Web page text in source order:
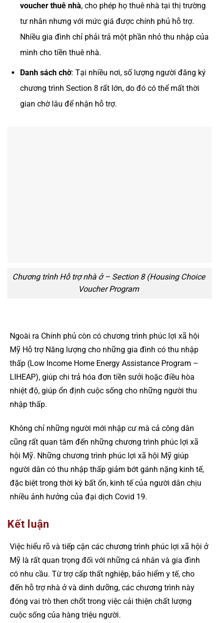
voucher thuê nhà, cho phép họ thuê nhà tại thị trường
tư nhân nhưng với mức giá được chính phủ hỗ trợ.
Nhiều gia đình chỉ phải trả một phần nhỏ thu nhập của
mình cho tiền thuê nhà​.
Danh sách chờ: Tại nhiều nơi, số lượng người đăng ký
chương trình Section 8 rất lớn, do đó có thể mất thời
gian chờ lâu để nhận hỗ trợ.
Chương trình Hỗ trợ nhà ở – Section 8 (Housing Choice
Voucher Program
Ngoài ra Chính phủ còn có chương trình phúc lợi xã hội
Mỹ Hỗ trợ Năng lượng cho những gia đình có thu nhập
thấp (Low Income Home Energy Assistance Program –
LIHEAP), giúp chi trả hóa đơn tiền sưởi hoặc điều hòa
nhiệt độ, giúp ổn định cuộc sống cho những người thu
nhập thấp.
Không chỉ những người mới nhập cư mà cả công dân
cũng rất quan tâm đến những chương trình phúc lợi xã
hội Mỹ. Những chương trình phúc lợi xã hội Mỹ giúp
người dân có thu nhập thấp giảm bớt gánh nặng kinh tế,
đặc biệt trong thời kỳ bất ổn, kinh tế của người dân chịu
nhiều ảnh hưởng của đại dịch Covid 19.
Kết luận
Việc hiểu rõ và tiếp cận các chương trình phúc lợi xã hội ở
Mỹ là rất quan trọng đối với những cá nhân và gia đình
có nhu cầu. Từ trợ cấp thất nghiệp, bảo hiểm y tế, cho
đến hỗ trợ nhà ở và dinh dưỡng, các chương trình này
đóng vai trò then chốt trong việc cải thiện chất lượng
cuộc sống của hàng triệu người.